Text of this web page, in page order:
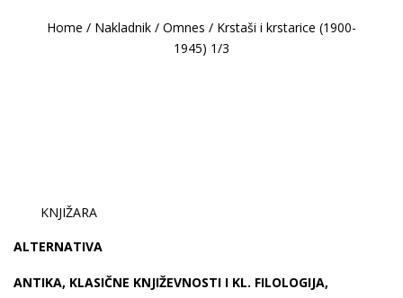
Home / Nakladnik/ Omnes / Krstaši i krstarice (1900-
1945) 1/3
KNJIŽARA
ALTERNATIVA
ANTIKA, KLASIČNE KNJIŽEVNOSTI I KL. FILOLOGIJA,